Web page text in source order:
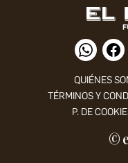
QUIÉNES
TÉRMINOS Y
P. DE
©